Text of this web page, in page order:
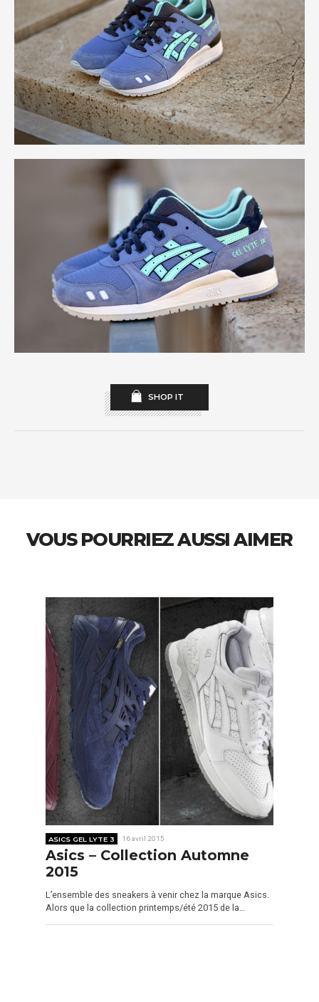
SHOP IT
VOUS POURRIEZ AUSSI AIMER
ASICS GEL LYTE 3 16 avril 2015
Asics – Collection Automne
2015
L’ensemble des sneakers à venir chez la marque Asics.
Alors que la collection printemps/été 2015 de la…